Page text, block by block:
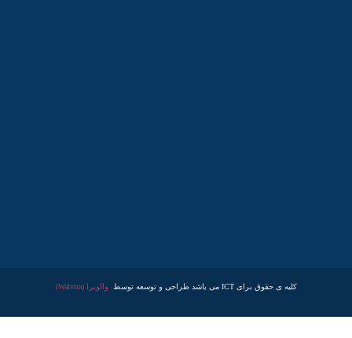
کلیه ی حقوق برای ICT می باشد طراحی و توسعه توسط والویرا (Walvira)